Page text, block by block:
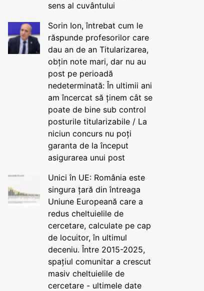
sens al cuvântului
Sorin Ion, întrebat cum le
răspunde profesorilor care
dau an de an Titularizarea,
obțin note mari, dar nu au
post pe perioadă
nedeterminată: În ultimii ani
am încercat să ținem cât se
poate de bine sub control
posturile titularizabile / La
niciun concurs nu poți
garanta de la început
asigurarea unui post
Unici în UE: România este
singura țară din întreaga
Uniune Europeană care a
redus cheltuielile de
cercetare, calculate pe cap
de locuitor, în ultimul
deceniu. Între 2015-2025,
spațiul comunitar a crescut
masiv cheltuielile de
cercetare - ultimele date